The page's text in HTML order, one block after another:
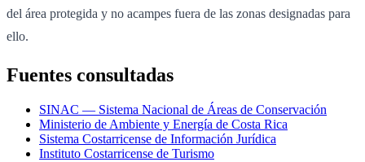
del área protegida y no acampes fuera de las zonas designadas para
ello.
Fuentes consultadas
SINAC — Sistema Nacional de Áreas de Conservación
Ministerio de Ambiente y Energía de Costa Rica
Sistema Costarricense de Información Jurídica
Instituto Costarricense de Turismo